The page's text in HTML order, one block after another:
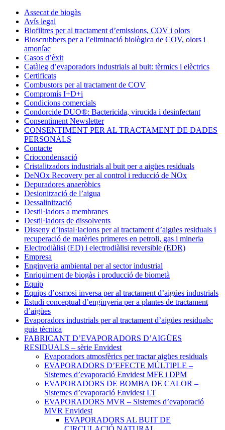
Condorchem
Enviro
Solutions
Assecat de biogàs
Avís legal
Biofiltres per al tractament d’emissions, COV i olors
Bioscrubbers per a l’eliminació biològica de COV, olors i
amoníac
Casos d’èxit
Catàleg d’evaporadors industrials al buit: tèrmics i elèctrics
Certificats
Combustors per al tractament de COV
Compromís I+D+i
Condicions comercials
Condorcide DUO®: Bactericida, virucida i desinfectant
Consentiment Newsletter
CONSENTIMENT PER AL TRACTAMENT DE DADES
PERSONALS
Contacte
Criocondensació
Cristalitzadors industrials al buit per a aigües residuals
DeNOx Recovery per al control i reducció de NOx
Depuradores anaeròbics
Desionització de l’aigua
Dessalinització
Destil·ladors a membranes
Destil·ladors de dissolvents
Disseny d’instal·lacions per al tractament d’aigües residuals i
recuperació de matèries primeres en petroli, gas i mineria
Electrodiàlisi (ED) i electrodiàlisi reversible (EDR)
Empresa
Enginyeria ambiental per al sector industrial
Enriquiment de biogàs i producció de biometà
Equip
Equips d’osmosi inversa per al tractament d’aigües industrials
Estudi conceptual d’enginyeria per a plantes de tractament
d’aigües
Evaporadors industrials per al tractament d’aigües residuals:
guia tècnica
FABRICANT D’EVAPORADORS D’AIGÜES
RESIDUALS – sèrie Envidest
Evaporadors atmosfèrics per tractar aigües residuals
EVAPORADORS D’EFECTE MÚLTIPLE –
Sistemes d’evaporació Envidest MFE i DPM
EVAPORADORS DE BOMBA DE CALOR –
Sistemes d’evaporació Envidest LT
EVAPORADORS MVR – Sistemes d’evaporació
MVR Envidest
EVAPORADORS AL BUIT DE